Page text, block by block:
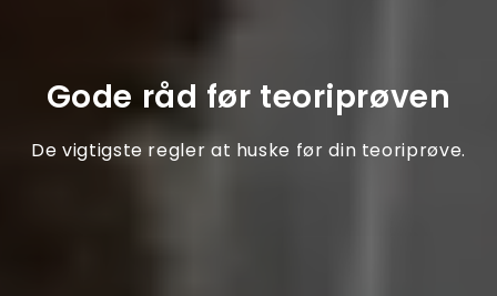
Gode råd før teoriprøven
De vigtigste regler at huske før din teoriprøve.